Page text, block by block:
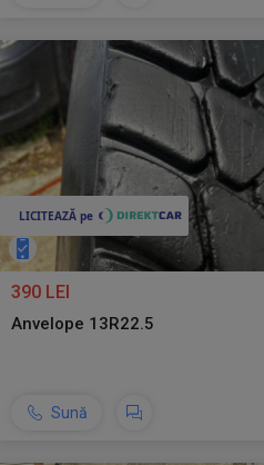
390 LEI
Anvelope 13R22.5
Sună